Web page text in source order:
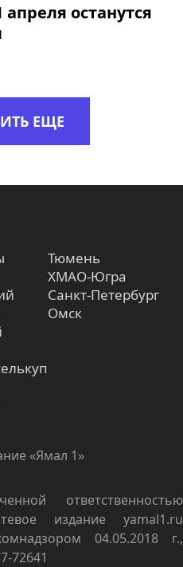
останутся
ЕЩЕ
Тюмень
ХМАО-Югра
Санкт-Петербург
Омск
«Ямал 1»
ответственностью
издание yamal1.ru
04.05.2018 г.,
72641